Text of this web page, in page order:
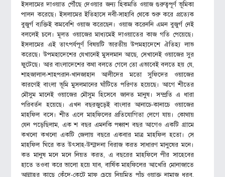
ইসলামের দাওয়াত পৌঁছে দেওয়ার জন্য হিকমতি ওয়াজ গুরুত্বপূর্ণ ভূমিকা
পালন করেছে। ইসলামের ইতিহাসে নবী-সাহাবি থেকে শুরু করে প্রত্যেক
বুজুর্গ ব্যক্তিই কমবেশি ওয়াজ করেছেন। ওয়াজ করেননি এমন বুজুর্গ নেই
বললেই চলে। মূলত ওয়াজের মাধ্যমেই দাওয়াতের কাজ গতি পেয়েছে।
ইসলামের এই তাৎপর্যপূর্ণ বিষয়টি ভারতীয় উপমহাদেশে ঐতিহ্য লাভ
করেছে। উপমহাদেশের যেখানেই মুসলমান আছে, সেখানেই ওয়াজের সুর
ফুটেছে। আর বাংলাদেশের কথা বলতে গেলে তো এভাবেই বলতে হয় যে,
শাহজালাল-শাহপরান-খানজাহান আলীদের মতো সুফিদের ওয়াজের
কারণেই বাংলা ভূমি মুসলমানের ঘাঁটিতে পরিণত হয়েছে। আগে শীতের
মৌসুম মানেই ওয়াজের মৌসুম হিসেবে জানত মানুষ। সম্প্রতি এ ধারা
পরিবর্তন হয়েছে। এখন বছরজুড়েই বাংলার আনাচে-কানাচে ওয়াজের
মাহফিল বসে। শীত এলে মাহফিলের প্রতিযোগিতা লেগে যায়। কোথায়
যেন পড়েছিলাম, এক শ বছর এমনকি পঞ্চাশ বছর আগেও একটি গ্রামে
কখনো কখনো একটি জেলায় বছরে একবার মাত্র মাহফিল হতো। সে
মাহফিল ঘিরে কত উৎসাহ-উন্মাদনা বিরাজ করত সাধারণ মানুষের মনে।
কত মানুষ মনে মনে নিয়ত করত, এ বছরের মাহফিলে পীর সাহেবের
হাতে তওবা করে ভালো হয়ে যাব, বার্ষিক মাহফিলের আখেরি মোনাজাতে
আল্লাহর কাছে কেঁদে-কেটে মাফ চেয়ে নিয়মিত পাঁচ ওয়াক্ত নামাজ ধরব,